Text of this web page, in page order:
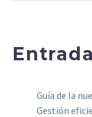
Guía de la
Gestión